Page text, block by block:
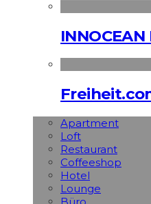
Apart­ment
Loft
Restaurant
Coffeeshop
Hotel
Lounge
Büro